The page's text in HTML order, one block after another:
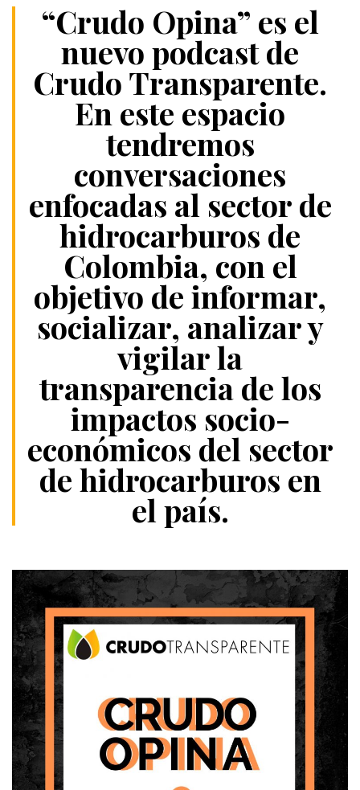
“Crudo Opina” es el
nuevo podcast de
Crudo Transparente.
En este espacio
tendremos
conversaciones
enfocadas al sector de
hidrocarburos de
Colombia, con el
objetivo de informar,
socializar, analizar y
vigilar la
transparencia de los
impactos socio-
económicos del sector
de hidrocarburos en
el país.